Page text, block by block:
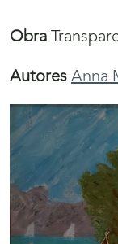
Obra
Autores Anna